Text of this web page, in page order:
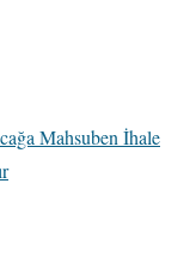
Mahsuben İhale